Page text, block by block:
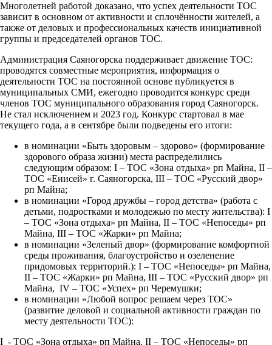
Многолетней работой доказано, что успех деятельности ТОС
зависит в основном от активности и сплочённости жителей, а
также от деловых и профессиональных качеств инициативной
группы и председателей органов ТОС.
Администрация Саяногорска поддерживает движение ТОС:
проводятся совместные мероприятия, информация о
деятельности ТОС на постоянной основе публикуется в
муниципальных СМИ, ежегодно проводится конкурс среди
членов ТОС муниципального образования город Саяногорск.
Не стал исключением и 2023 год. Конкурс стартовал в мае
текущего года, а в сентябре были подведены его итоги:
в номинации «Быть здоровым – здорово» (формирование
здорового образа жизни) места распределились
следующим образом: I – ТОС «Зона отдыха» рп Майна, II –
ТОС «Енисей» г. Саяногорска, III – ТОС «Русский двор»
рп Майна;
в номинации «Город дружбы – город детства» (работа с
детьми, подростками и молодежью по месту жительства): I
– ТОС «Зона отдыха» рп Майна, II – ТОС «Непоседы» рп
Майна, III – ТОС «Жарки» рп Майна;
в номинации «Зеленый двор» (формирование комфортной
среды проживания, благоустройство и озеленение
придомовых территорий.): I – ТОС «Непоседы» рп Майна,
II – ТОС «Жарки» рп Майна, III – ТОС «Русский двор» рп
Майна, IV – ТОС «Успех» рп Черемушки;
в номинации «Любой вопрос решаем через ТОС»
(развитие деловой и социальной активности граждан по
месту деятельности ТОС):
I - ТОС «Зона отдыха» рп Майна, II – ТОС «Непоседы» рп